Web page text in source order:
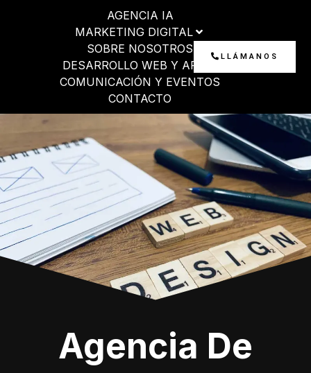
AGENCIA IA
MARKETING DIGITAL
SOBRE NOSOTROS
DESARROLLO WEB Y APP
COMUNICACIÓN Y EVENTOS
CONTACTO
LLÁMANOS
Agencia De